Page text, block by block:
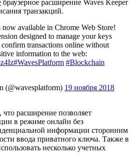
браузерное расширение Waves Keeper
транзакций.
now available in Chrome Web Store!
designed to manage your keys
transactions online without
information to the web:
#WavesPlatform #Blockchain
(@wavesplatform) 19 ноября 2018
что расширение позволяет
в режиме онлайн без
информации сторонним
ввода приватного ключа. Также в
несколько учетных